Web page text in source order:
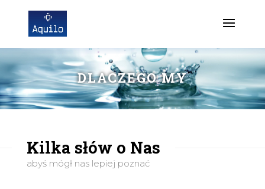
DLACZEGO MY
Kilka słów o Nas
abyś mógł nas lepiej poznać